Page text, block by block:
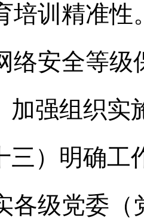
培训精准性
络安全等级
加强组织实
三）明确
各级党委